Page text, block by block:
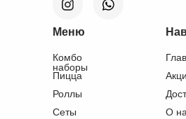
О
Комбо
наборы
Роллы
Сеты
Пицца
Меню